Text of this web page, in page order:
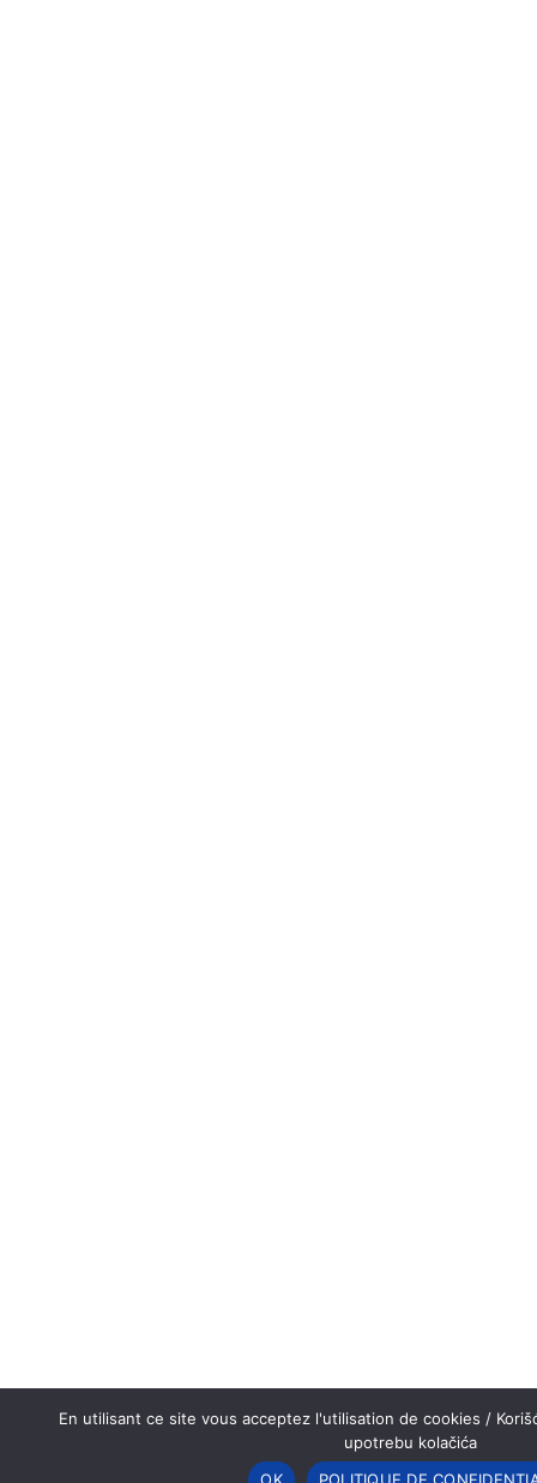
En utilisant ce site vous acceptez l'utilisation de cookies /
upotrebu kolačića
OK
POLITIQUE DE